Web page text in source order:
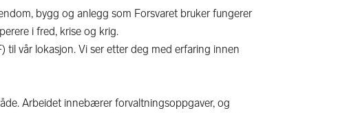
bygg og anlegg som Forsvaret bruker fungerer
i fred, krise og krig.
vår lokasjon. Vi ser etter deg med erfaring innen
Arbeidet innebærer forvaltningsoppgaver, og